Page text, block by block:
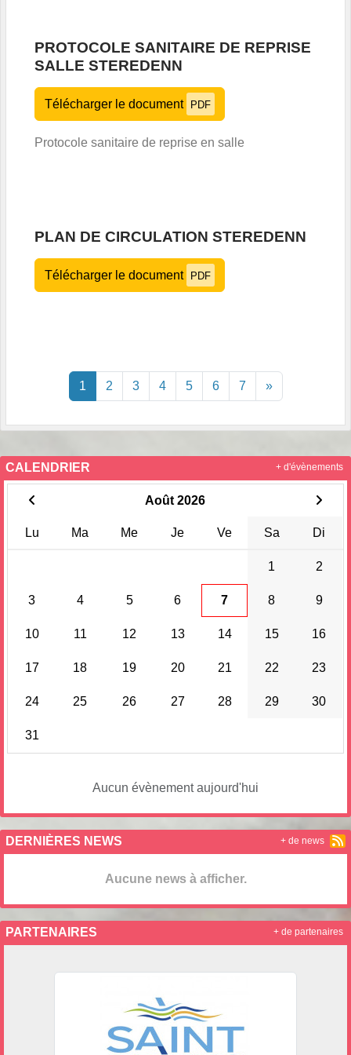
PROTOCOLE SANITAIRE DE REPRISE
SALLE STEREDENN
Télécharger le document PDF
Protocole sanitaire de reprise en salle
PLAN DE CIRCULATION STEREDENN
Télécharger le document PDF
1 2 3 4 5 6 7 »
CALENDRIER
Août 2026
Lu Ma Me Je Ve Sa Di
1 2
3 4 5 6 7 8 9
10 11 12 13 14 15 16
17 18 19 20 21 22 23
24 25 26 27 28 29 30
31
Aucun évènement aujourd'hui
+ d'évènements
DERNIÈRES NEWS
Aucune news à afficher.
+ de news
PARTENAIRES + de partenaires